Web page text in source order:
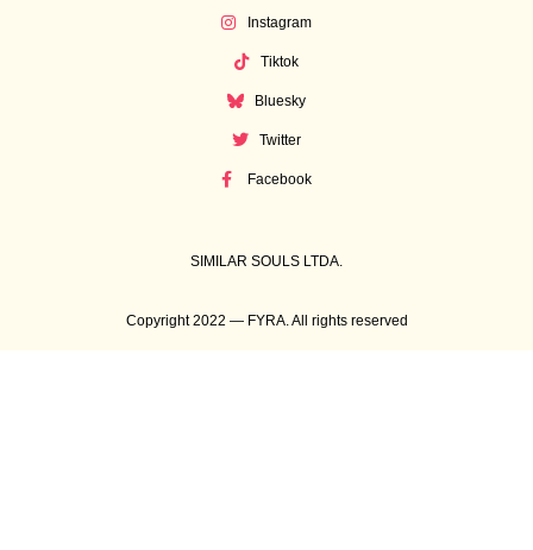
Instagram
Tiktok
Bluesky
Twitter
Facebook
SIMILAR SOULS LTDA.
Copyright 2022 — FYRA. All rights reserved